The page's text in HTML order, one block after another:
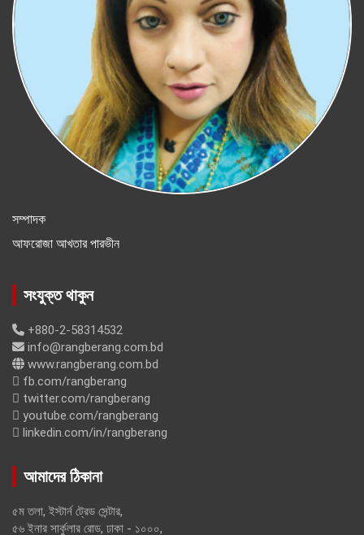
সম্পাদক
আফরোজা আখতার পারভীন
সংযুক্ত থাকুন
+880-2-58314532
info@rangberang.com.bd
www.rangberang.com.bd
fb.com/rangberang
twitter.com/rangberang
youtube.com/rangberang
linkedin.com/in/rangberang
আমাদের ঠিকানা
৫ম তলা, ইস্টার্ন ট্রেড সেন্টার,
৫৬ ইনার সার্কুলার রোড, ঢাকা - ১০০০,